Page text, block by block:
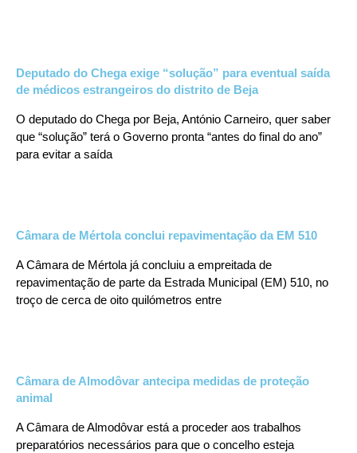
Deputado do Chega exige “solução” para eventual saída
de médicos estrangeiros do distrito de Beja
O deputado do Chega por Beja, António Carneiro, quer saber
que “solução” terá o Governo pronta “antes do final do ano”
para evitar a saída
Câmara de Mértola conclui repavimentação da EM 510
A Câmara de Mértola já concluiu a empreitada de
repavimentação de parte da Estrada Municipal (EM) 510, no
troço de cerca de oito quilómetros entre
Câmara de Almodôvar antecipa medidas de proteção
animal
A Câmara de Almodôvar está a proceder aos trabalhos
preparatórios necessários para que o concelho esteja